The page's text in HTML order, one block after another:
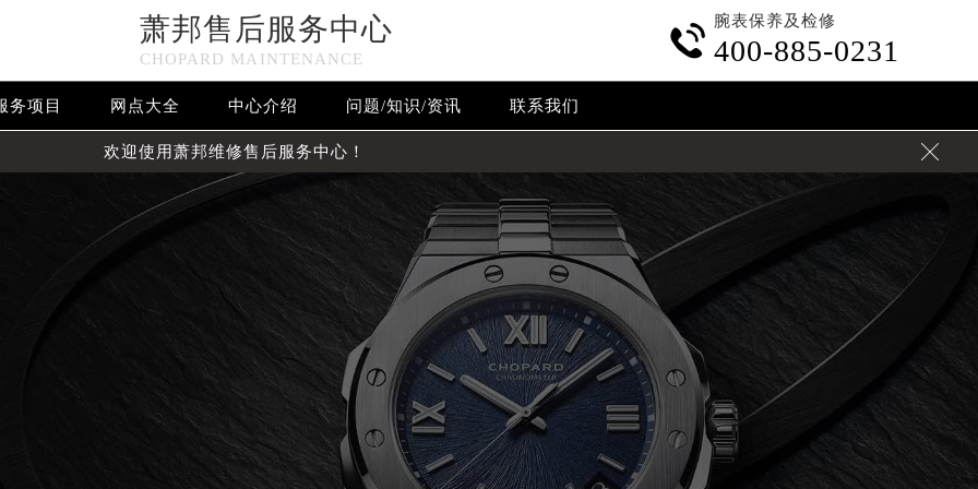
萧邦售后服务中心
CHOPARD MAINTENANCE

腕表保养及检修
400-885-0231
务项目 网点大全 中心介绍 问题/知识/资讯 联系我们
欢迎使用萧邦维修售后服务中心！ 